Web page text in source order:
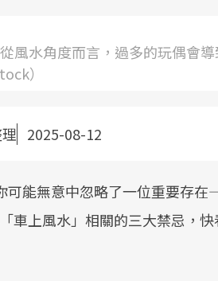
風水角度而言，過多的玩偶會
）
2025-08-12
可能無意中忽略了一位重要存
車上風水」相關的三大禁忌，快
政策如「健康台灣推
療院所的服務，更是
狀況、啟動健康管
全面啟動你的健康革
建立對亞健康的認知